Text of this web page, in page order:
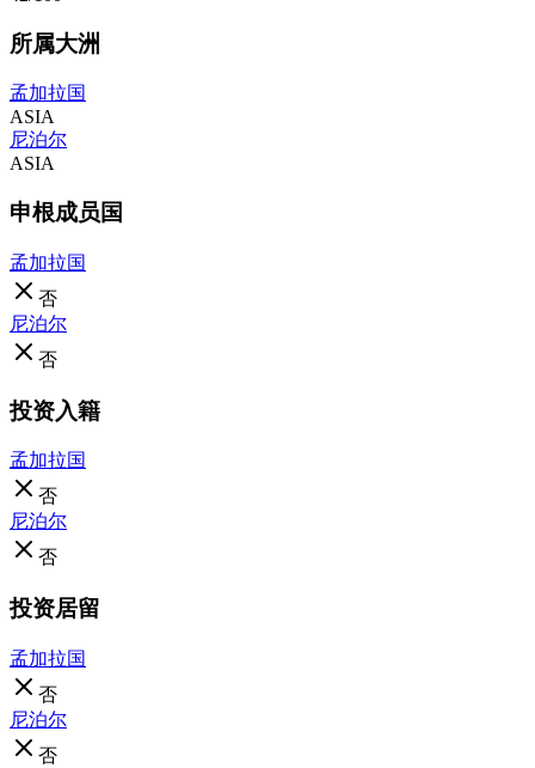
所属大洲
孟加拉国
ASIA
尼泊尔
ASIA
申根成员国
孟加拉国
否
尼泊尔
否
投资入籍
孟加拉国
否
尼泊尔
否
投资居留
孟加拉国
否
尼泊尔
否